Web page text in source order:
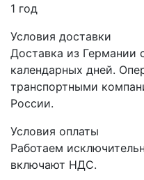
1 год
Условия доставки
Доставка из Германии
календарных дней.
транспортными
России.
Условия оплаты
Работаем
включают НДС.